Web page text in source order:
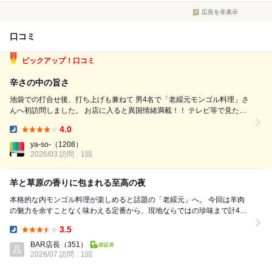
広告を非表示
口コミ
ピックアップ！口コミ
辛さの中の旨さ
池袋での打合せ後、打ち上げも兼ねて 男4名で「老綏元モンゴル料理」さ
んへ初訪問しました。 お店に入ると異国情緒満載！！ テレビ等で見た事
いると 笑顔の素敵な定員の方に窓際の席へスムーズに 誘導頂けました。
正...
4.0
ya-so- （1208）
2026/03 訪問
1回
羊と草原の香りに包まれる至高の夜
本格的な内モンゴル料理が楽しめると話題の「老綏元」へ。 今回は羊肉
の魅力を余すことなく味わえる定番から、現地ならではの珍味まで計4品
3.5
BAR店長 （351）
2026/07 訪問
1回